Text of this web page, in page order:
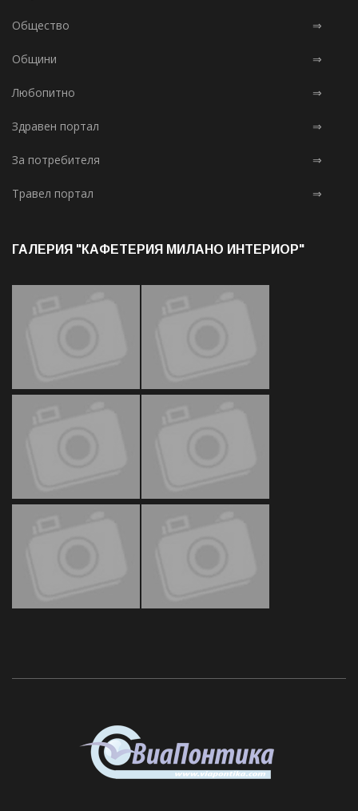
Общество ⇒
Общини ⇒
Любопитно ⇒
Здравен портал ⇒
За потребителя ⇒
Травел портал ⇒
ГАЛЕРИЯ "КАФЕТЕРИЯ МИЛАНО ИНТЕРИОР"